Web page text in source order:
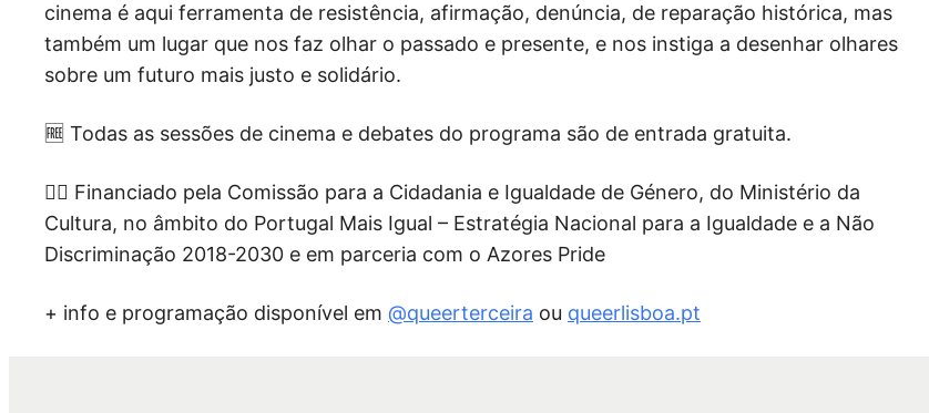
cinema é aqui ferramenta de resistência, afirmação, denúncia, de reparação histórica, mas
também um lugar que nos faz olhar o passado e presente, e nos instiga a desenhar olhares
sobre um futuro mais justo e solidário.
🆓 Todas as sessões de cinema e debates do programa são de entrada gratuita.
🏳️‍🌈 Financiado pela Comissão para a Cidadania e Igualdade de Género, do Ministério da
Cultura, no âmbito do Portugal Mais Igual – Estratégia Nacional para a Igualdade e a Não
Discriminação 2018-2030 e em parceria com o Azores Pride
+ info e programação disponível em @queerterceira ou queerlisboa.pt